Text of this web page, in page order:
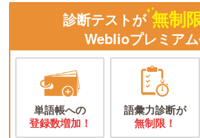
診断テストが 無制
Weblioプレミア
単語帳への
登録数増加！
語彙力診断が
無制限！